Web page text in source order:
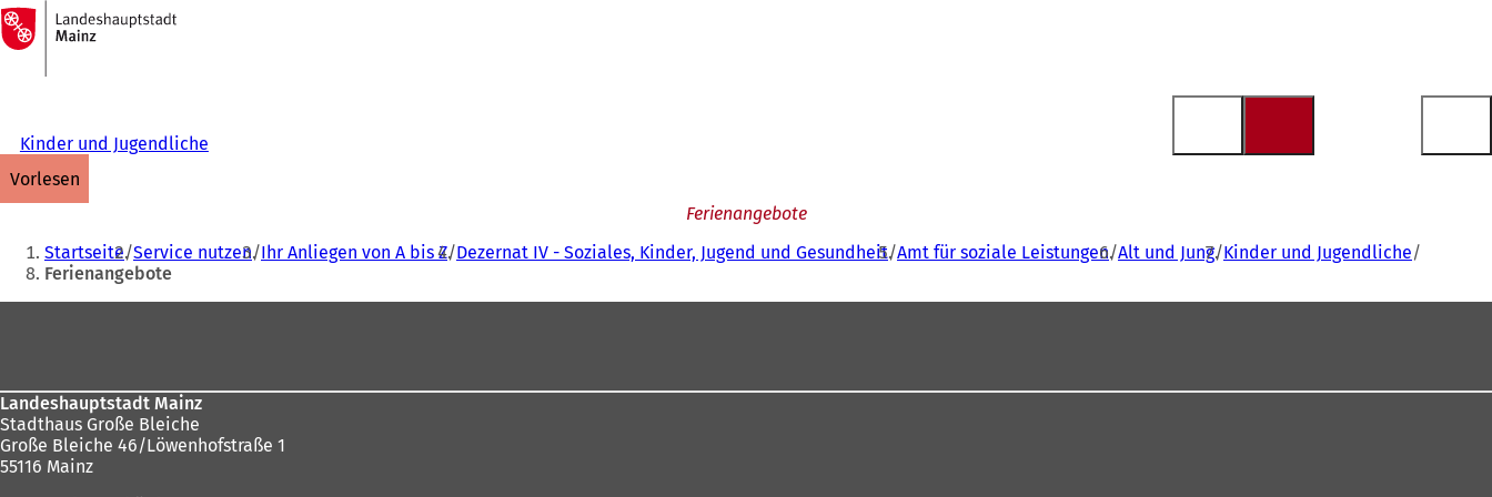
Inhalt anspringen
Zur
Startseite
Kinder und Jugendliche
vorlesen
Ferienangebote
Sie
befinden
sich
Startseite Service nutzen Ihr Anliegen von A bis Z Dezernat IV - Soziales, Kinder, Jugend und Gesundheit Amt für soziale Leistungen Alt und Jung Kinder und Jugendliche
Ferienangebote
Landeshauptstadt Mainz
Stadthaus Große Bleiche
Große Bleiche 46/Löwenhofstraße 1
55116 Mainz